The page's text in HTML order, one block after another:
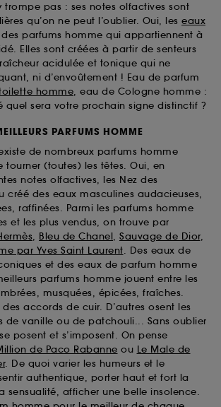
trompe pas : ses notes olfactives sont
qu’on ne peut l’oublier. Oui, les eaux
parfums homme qui appartiennent à
Elles sont créées à partir de senteurs
acidulée et tonique qui ne
ni d’envoûtement ! Eau de parfum
homme, eau de Cologne homme :
quel sera votre prochain signe distinctif ?
PARFUMS HOMME
de nombreux parfums homme
(toutes) les têtes. Oui, en
notes olfactives, les Nez des
créé des eaux masculines audacieuses,
raffinées. Parmi les parfums homme
et les plus vendus, on trouve par
, Bleu de Chanel, Sauvage de Dior,
par Yves Saint Laurent. Des eaux de
et des eaux de parfum homme
parfums homme jouent entre les
musquées, épicées, fraîches.
accords de cuir. D’autres osent les
de vanille ou de patchouli... Sans oublier
posent et s’imposent. On pense
de Paco Rabanne ou Le Male de
. De quoi varier les humeurs et le
authentique, porter haut et fort la
sensualité, afficher une belle insolence.